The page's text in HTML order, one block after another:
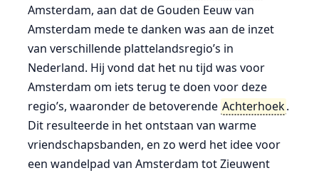
Amsterdam, aan dat de Gouden Eeuw van
Amsterdam mede te danken was aan de inzet
van verschillende plattelandsregio’s in
Nederland. Hij vond dat het nu tijd was voor
Amsterdam om iets terug te doen voor deze
regio’s, waaronder de betoverende Achterhoek.
Dit resulteerde in het ontstaan van warme
vriendschapsbanden, en zo werd het idee voor
een wandelpad van Amsterdam tot Zieuwent